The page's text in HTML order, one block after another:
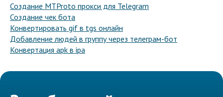
Создание MTProto прокси для Telegram
Создание чек бота
Конвертировать gif в tgs онлайн
Добавление людей в группу через телеграм-бот
Конвертация apk в ipa